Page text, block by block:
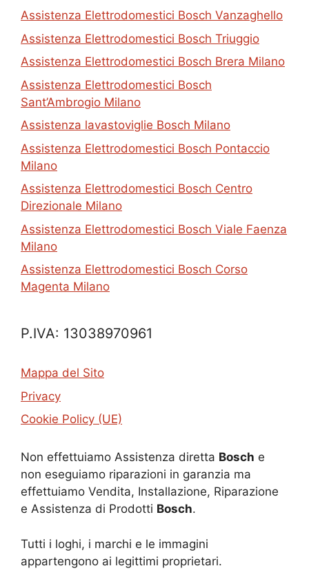
Assistenza Elettrodomestici Bosch Vanzaghello
Assistenza Elettrodomestici Bosch Triuggio
Assistenza Elettrodomestici Bosch Brera Milano
Assistenza Elettrodomestici Bosch
Sant’Ambrogio Milano
Assistenza lavastoviglie Bosch Milano
Assistenza Elettrodomestici Bosch Pontaccio
Milano
Assistenza Elettrodomestici Bosch Centro
Direzionale Milano
Assistenza Elettrodomestici Bosch Viale Faenza
Milano
Assistenza Elettrodomestici Bosch Corso
Magenta Milano
P.IVA: 13038970961
Mappa del Sito
Privacy
Cookie Policy (UE)
Non effettuiamo Assistenza diretta Bosch e
non eseguiamo riparazioni in garanzia ma
effettuiamo Vendita, Installazione, Riparazione
e Assistenza di Prodotti Bosch.
Tutti i loghi, i marchi e le immagini
appartengono ai legittimi proprietari.